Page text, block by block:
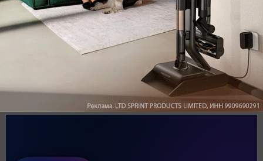
Обзор вертикального пылесоса Dreame Z40 AquaCycle
Pro: гибкий подход к уборке